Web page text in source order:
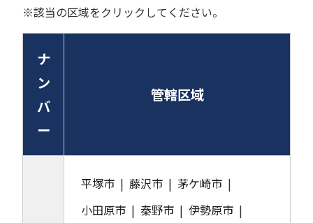
※該当の区域をクリックしてください。
ナ
ン
バ
ー
管轄区域
平塚市 藤沢市
茅ケ崎市
小田原市
秦野市
伊勢原市